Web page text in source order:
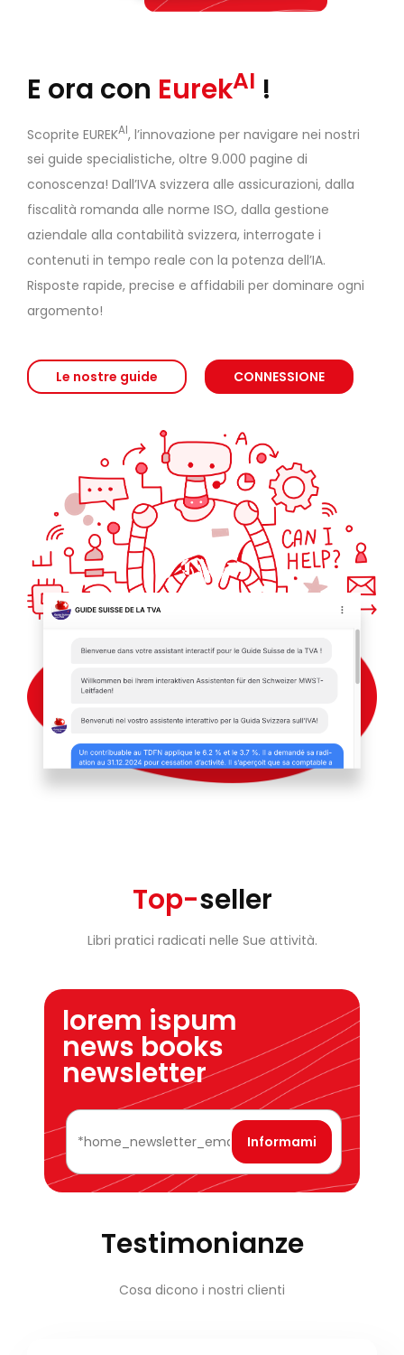
E ora con EurekAI !
Scoprite EUREKAI, l’innovazione per navigare nei nostri
sei guide specialistiche, oltre 9.000 pagine di
conoscenza! Dall’IVA svizzera alle assicurazioni, dalla
fiscalità romanda alle norme ISO, dalla gestione
aziendale alla contabilità svizzera, interrogate i
contenuti in tempo reale con la potenza dell’IA.
Risposte rapide, precise e affidabili per dominare ogni
argomento!
Le nostre guide CONNESSIONE
Top-seller
Libri pratici radicati nelle Sue attività.
lorem ispum
news books
newsletter
Testimonianze
Cosa dicono i nostri clienti